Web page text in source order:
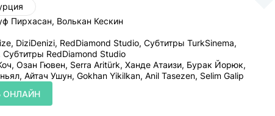
Пирхасан, Волькан Кескин
DiziDenizi, RedDiamond Studio, Субтитры TurkSinema,
Субтитры RedDiamond Studio
Озан Гювен, Serra Aritürk, Ханде Атаизи, Бурак Йорюк,
Айтач Ушун, Gokhan Yikilkan, Anil Tasezen, Selim Galip
ОНЛАЙН